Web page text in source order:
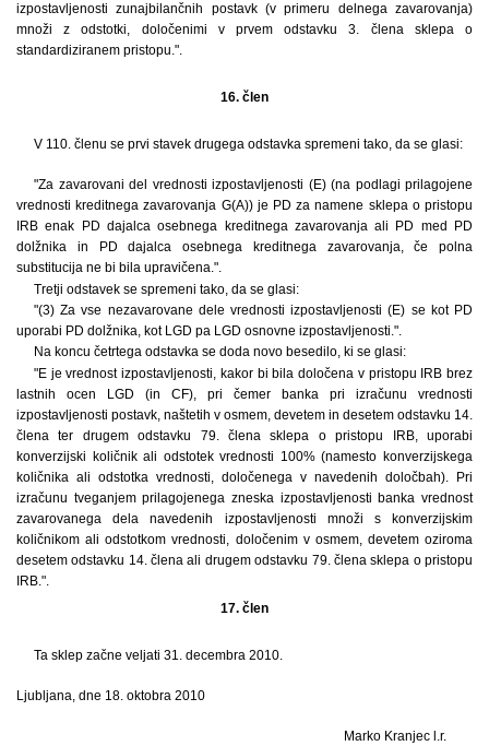
izpostavljenosti zunajbilančnih postavk (v primeru delnega zavarovanja)
množi z odstotki, določenimi v prvem odstavku 3. člena sklepa o
standardiziranem pristopu.".
16. člen
V 110. členu se prvi stavek drugega odstavka spremeni tako, da se glasi:
"Za zavarovani del vrednosti izpostavljenosti (E) (na podlagi prilagojene
vrednosti kreditnega zavarovanja G(A)) je PD za namene sklepa o pristopu
IRB enak PD dajalca osebnega kreditnega zavarovanja ali PD med PD
dolžnika in PD dajalca osebnega kreditnega zavarovanja, če polna
substitucija ne bi bila upravičena.".
Tretji odstavek se spremeni tako, da se glasi:
"(3) Za vse nezavarovane dele vrednosti izpostavljenosti (E) se kot PD
uporabi PD dolžnika, kot LGD pa LGD osnovne izpostavljenosti.".
Na koncu četrtega odstavka se doda novo besedilo, ki se glasi:
"E je vrednost izpostavljenosti, kakor bi bila določena v pristopu IRB brez
lastnih ocen LGD (in CF), pri čemer banka pri izračunu vrednosti
izpostavljenosti postavk, naštetih v osmem, devetem in desetem odstavku 14.
člena ter drugem odstavku 79. člena sklepa o pristopu IRB, uporabi
konverzijski količnik ali odstotek vrednosti 100% (namesto konverzijskega
količnika ali odstotka vrednosti, določenega v navedenih določbah). Pri
izračunu tveganjem prilagojenega zneska izpostavljenosti banka vrednost
zavarovanega dela navedenih izpostavljenosti množi s konverzijskim
količnikom ali odstotkom vrednosti, določenim v osmem, devetem oziroma
desetem odstavku 14. člena ali drugem odstavku 79. člena sklepa o pristopu
IRB.".
17. člen
Ta sklep začne veljati 31. decembra 2010.
Ljubljana, dne 18. oktobra 2010
Marko Kranjec l.r.